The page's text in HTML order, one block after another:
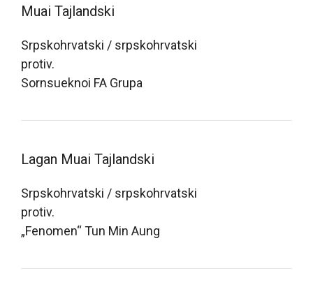
Muai Tajlandski
Srpskohrvatski / srpskohrvatski
protiv.
Sornsueknoi FA Grupa
Lagan Muai Tajlandski
Srpskohrvatski / srpskohrvatski
protiv.
„Fenomen“ Tun Min Aung